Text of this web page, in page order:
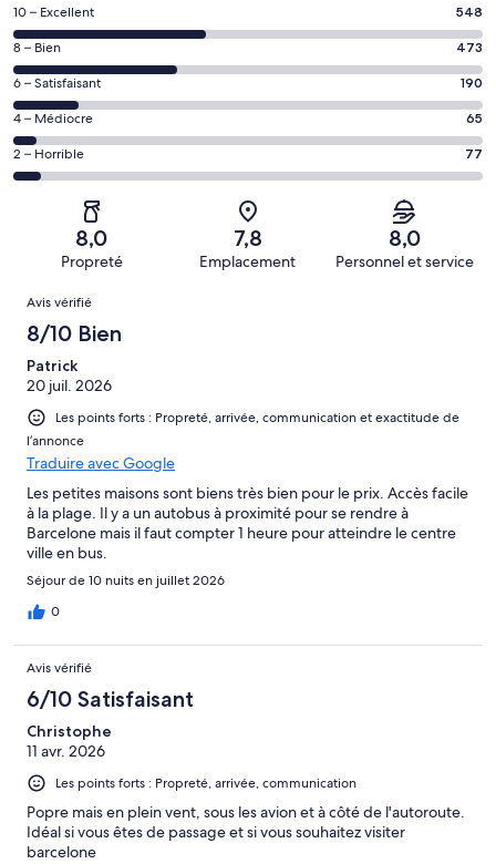
Note
des
voyageurs
de 10
(Excellent),
d’après 548 avis
sur 1353.
10 – Excellent 548
Note
des
voyageurs
de 8
(Bien),
d’après 473 avis
8 – Bien 473
Note
des
voyageurs
de 6
(Satisfaisant),
d’après 190 avis
6 – Satisfaisant 190
Note
des
voyageurs
(Médiocre),
d’après 65 avis
sur 1353.
4 – Médiocre 65
Note
des
voyageurs
(Horrible),
d’après 77 avis
sur 1353.
2 – Horrible 77
8,0
Propreté
7,8
Emplacement
8,0
Personnel et service
Avis
Avis vérifié
8/10 Bien
Patrick
20 juil. 2026
Les points forts : Propreté, arrivée, communication et exactitude de
l’annonce
Traduire avec Google
Les petites maisons sont biens très bien pour le prix. Accès facile
à la plage. Il y a un autobus à proximité pour se rendre à
Barcelone mais il faut compter 1 heure pour atteindre le centre
ville en bus.
Séjour de 10 nuits en juillet 2026
0
Avis vérifié
6/10 Satisfaisant
Christophe
11 avr. 2026
Les points forts : Propreté, arrivée, communication
Popre mais en plein vent, sous les avion et à côté de l'autoroute.
Idéal si vous êtes de passage et si vous souhaitez visiter
barcelone